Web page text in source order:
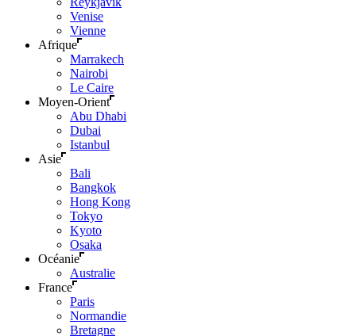
Venise
Vienne
Afrique
Marrakech
Nairobi
Le Caire
Moyen-Orient
Abu Dhabi
Dubai
Istanbul
Asie
Bali
Bangkok
Hong Kong
Tokyo
Kyoto
Osaka
Océanie
Australie
France
Paris
Normandie
Bretagne